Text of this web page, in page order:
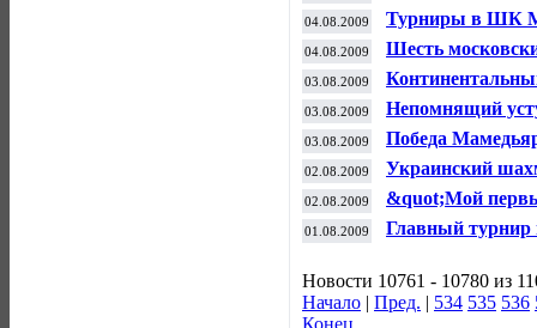
04.08.2009 Турниры в ШК
04.08.2009 Шесть
03.08.2009
03.08.2009 Непомнящий
03.08.2009 Победа
02.08.2009 Украинский
02.08.2009 &quot;Мой
01.08.2009 Главный турнир
Новости 10761 - 10780 из
Начало | Пред. | 534 535 536
Конец